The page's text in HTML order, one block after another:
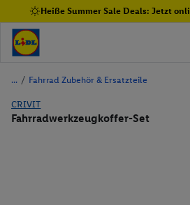
Heiße Summer Sale Deals: Jetzt
/ Fahrrad Zubehör & Ersatzteile
CRIVIT
Fahrradwerkzeugkoffer-Set